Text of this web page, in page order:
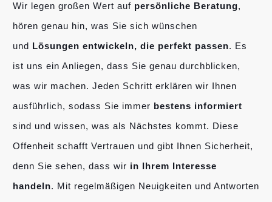
Wir legen großen Wert auf persönliche Beratung,
hören genau hin, was Sie sich wünschen
und Lösungen entwickeln, die perfekt passen. Es
ist uns ein Anliegen, dass Sie genau durchblicken,
was wir machen. Jeden Schritt erklären wir Ihnen
ausführlich, sodass Sie immer bestens informiert
sind und wissen, was als Nächstes kommt. Diese
Offenheit schafft Vertrauen und gibt Ihnen Sicherheit,
denn Sie sehen, dass wir in Ihrem Interesse
handeln. Mit regelmäßigen Neuigkeiten und Antworten